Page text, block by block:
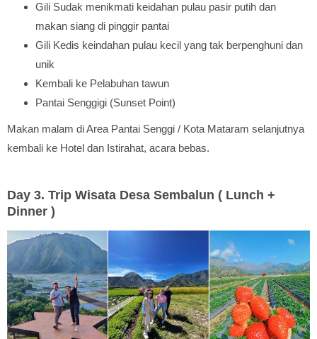
Gili Sudak menikmati keidahan pulau pasir putih dan
makan siang di pinggir pantai
Gili Kedis keindahan pulau kecil yang tak berpenghuni dan
unik
Kembali ke Pelabuhan tawun
Pantai Senggigi (Sunset Point)
Makan malam di Area Pantai Senggi / Kota Mataram selanjutnya
kembali ke Hotel dan Istirahat, acara bebas.
Day 3. Trip Wisata Desa Sembalun ( Lunch +
Dinner )